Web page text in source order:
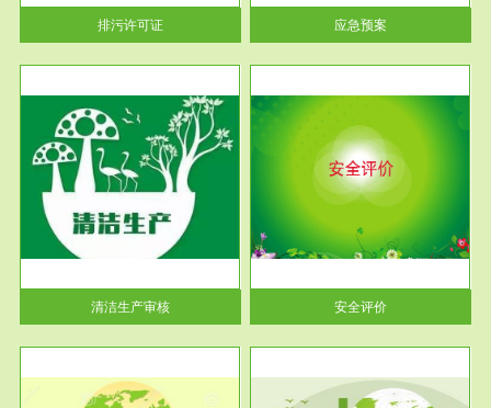
排污许可证
当按照...
应急预案
清洁生产审核
服务范围
安全评价
安全评价安全评价目的是查找、
分析和预测工程、系统、生产经
营活...
安全评价